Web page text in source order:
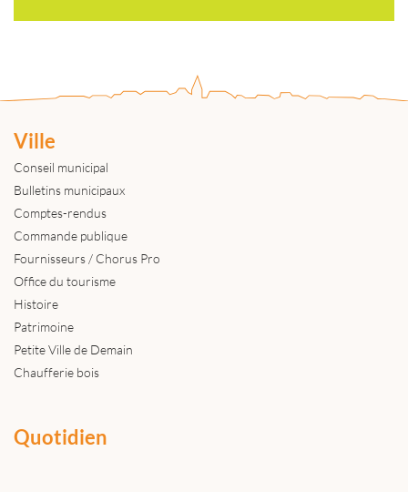
Ville
Conseil municipal
Bulletins municipaux
Comptes-rendus
Commande publique
Fournisseurs / Chorus Pro
Office du tourisme
Histoire
Patrimoine
Petite Ville de Demain
Chaufferie bois
Quotidien